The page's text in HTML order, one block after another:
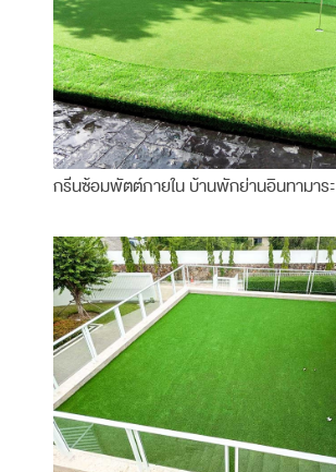
กรีนซ้อมพัตต์ภายใน บ้านพักย่านอินทามาระ